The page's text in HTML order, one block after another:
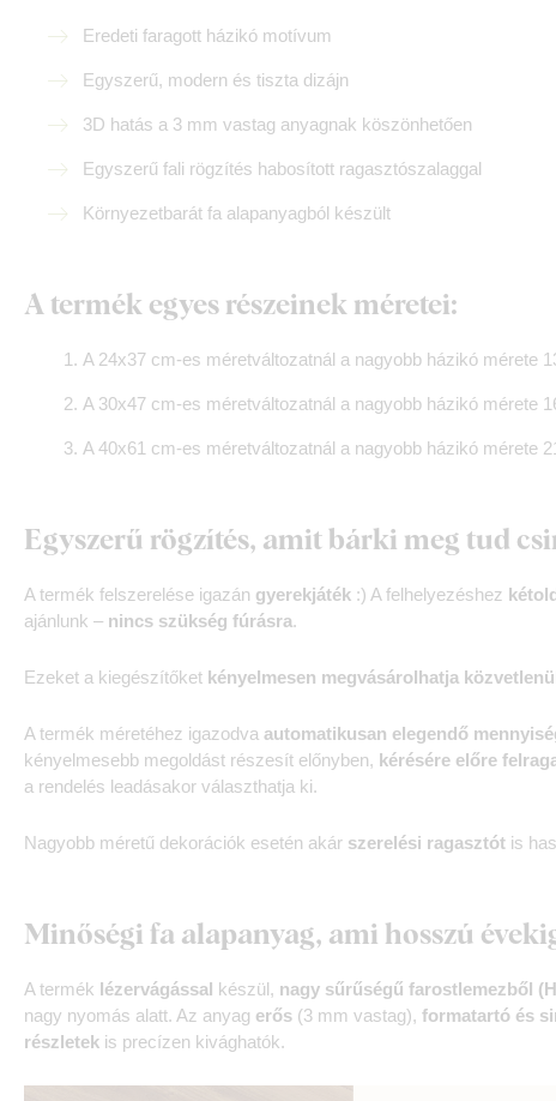
Eredeti faragott házikó motívum
Egyszerű, modern és tiszta dizájn
3D hatás a 3 mm vastag anyagnak köszönhetően
Egyszerű fali rögzítés habosított ragasztószalaggal
Környezetbarát fa alapanyagból készült
A termék egyes részeinek méretei:
A 24x37 cm-es méretváltozatnál a nagyobb házikó mérete
A 30x47 cm-es méretváltozatnál a nagyobb házikó mérete
A 40x61 cm-es méretváltozatnál a nagyobb házikó mérete
Egyszerű rögzítés, amit bárki meg tud
A termék felszerelése igazán gyerekjáték :) A felhelyezéshez
ajánlunk – nincs szükség fúrásra.
Ezeket a kiegészítőket kényelmesen megvásárolhatja
A termék méretéhez igazodva automatikusan elegendő
kényelmesebb megoldást részesít előnyben, kérésére előre
a rendelés leadásakor választhatja ki.
Nagyobb méretű dekorációk esetén akár szerelési ragasztót is
Minőségi fa alapanyag, ami hosszú
A termék lézervágással készül, nagy sűrűségű farostlemezből
nagy nyomás alatt. Az anyag erős (3 mm vastag), formatartó és
részletek is precízen kivághatók.